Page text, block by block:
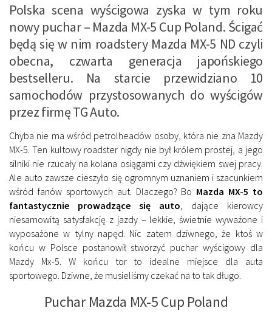
Polska scena wyścigowa zyska w tym roku
nowy puchar – Mazda MX-5 Cup Poland. Ścigać
będą się w nim roadstery Mazda MX-5 ND czyli
obecna, czwarta generacja japońskiego
bestselleru. Na starcie przewidziano 10
samochodów przystosowanych do wyścigów
przez firmę TG Auto.
Chyba nie ma wśród petrolheadów osoby, która nie zna Mazdy
MX-5. Ten kultowy roadster nigdy nie był królem prostej, a jego
silniki nie rzucały na kolana osiągami czy dźwiękiem swej pracy.
Ale auto zawsze cieszyło się ogromnym uznaniem i szacunkiem
wśród fanów sportowych aut. Dlaczego? Bo Mazda MX-5 to
fantastycznie prowadzące się auto , dające kierowcy
niesamowitą satysfakcję z jazdy – lekkie, świetnie wyważone i
wyposażone w tylny napęd. Nic zatem dziwnego, że ktoś w
końcu w Polsce postanowił stworzyć puchar wyścigowy dla
Mazdy Mx-5. W końcu tor to idealne miejsce dla auta
sportowego. Dziwne, że musieliśmy czekać na to tak długo.
Puchar Mazda MX-5 Cup Poland